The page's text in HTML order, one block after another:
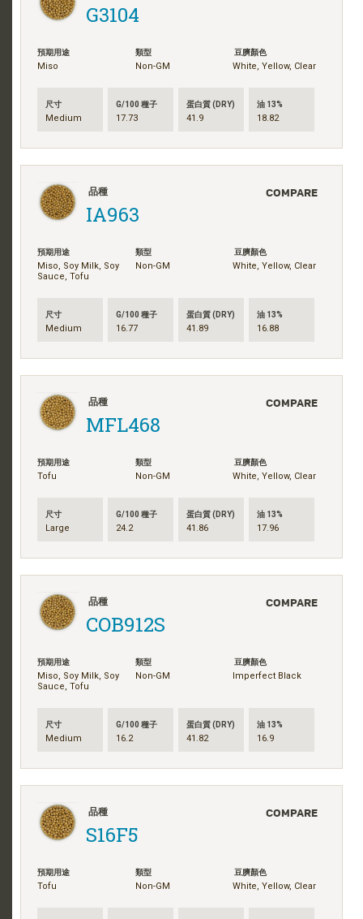
G3104
預期用途
Miso
類型
Non-GM
豆臍顏色
White, Yellow, Clear
尺寸
Medium
G/100 種子
17.73
蛋白質 (DRY)
41.9
油 13%
18.82
品種
IA963
預期用途
Miso, Soy Milk, Soy
Sauce, Tofu
類型
Non-GM
豆臍顏色
White, Yellow, Clear
尺寸
Medium
G/100 種子
16.77
蛋白質 (DRY)
41.89
油 13%
16.88
COMPARE
品種
MFL468
預期用途
Tofu
類型
Non-GM
豆臍顏色
White, Yellow, Clear
尺寸
Large
G/100 種子
24.2
蛋白質 (DRY)
41.86
油 13%
17.96
COMPARE
品種
COB912S
預期用途
Miso, Soy Milk, Soy
Sauce, Tofu
類型
Non-GM
豆臍顏色
Imperfect Black
尺寸
Medium
G/100 種子
16.2
蛋白質 (DRY)
41.82
油 13%
16.9
COMPARE
品種
S16F5
預期用途
Tofu
類型
Non-GM
豆臍顏色
White, Yellow, Clear
COMPARE